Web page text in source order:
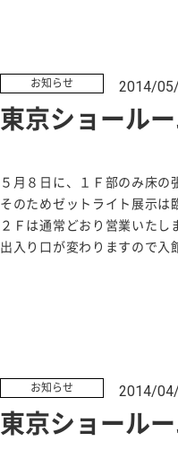
お知らせ 2014/
東京ショール
５月８日に、１Ｆ部のみ床の
そのためゼットライト展示は
２Ｆは通常どおり営業いたし
出入り口が変わりますので入
お知らせ 2014/
東京ショール